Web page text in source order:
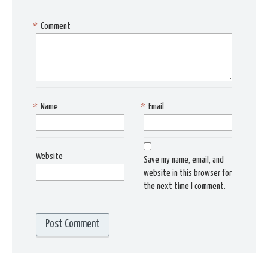
Comment
*
Name
* Email
*
Website
Save my name, email, and
website in this browser for
the next time I comment.